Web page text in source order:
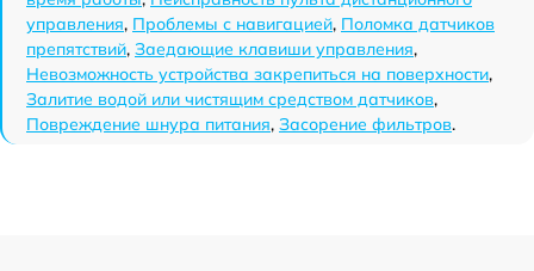
управления, Проблемы с навигацией, Поломка датчиков
препятствий, Заедающие клавиши управления,
Невозможность устройства закрепиться на поверхности,
Залитие водой или чистящим средством датчиков,
Повреждение шнура питания, Засорение фильтров.